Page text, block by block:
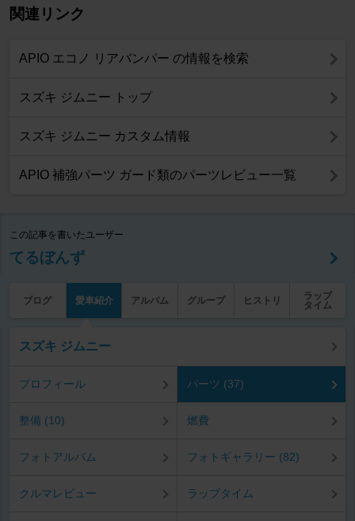
関連リンク
APIO エコノ リアバンパー の情報を検索
スズキ ジムニー トップ
スズキ ジムニー カスタム情報
APIO 補強パーツ ガード類のパーツレビュー一覧
この記事を書いたユーザー
てるぼんず
ブログ 愛車紹介 アルバム グループ ヒストリ
ラップ
タイム
スズキ ジムニー
プロフィール パーツ (37)
整備 (10) 燃費
フォトアルバム フォトギャラリー (82)
クルマレビュー ラップタイム